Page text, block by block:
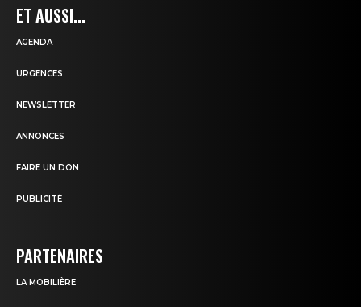
ET AUSSI...
AGENDA
URGENCES
NEWSLETTER
ANNONCES
FAIRE UN DON
PUBLICITÉ
PARTENAIRES
LA MOBILIÈRE